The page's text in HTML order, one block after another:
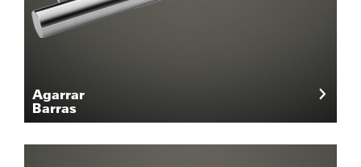
Agarrar
Barras